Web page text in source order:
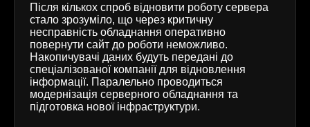
Після кількох спроб відновити роботу сервера
стало зрозуміло, що через критичну
несправність обладнання оперативно
повернути сайт до роботи неможливо.
Накопичувачі даних будуть передані до
спеціалізованої компанії для відновлення
інформації. Паралельно проводиться
модернізація серверного обладнання та
підготовка нової інфраструктури.